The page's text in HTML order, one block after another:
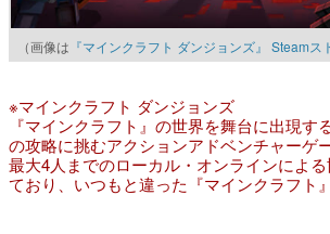
（画像は 『マインクラフト ダンジョンズ』 Steamス
※マインクラフト ダンジョンズ
『マインクラフト』の世界を舞台に出現す
の攻略に挑むアクションアドベンチャーゲ
最大4人までのローカル・オンラインによ
ており、いつもと違った『マインクラフト